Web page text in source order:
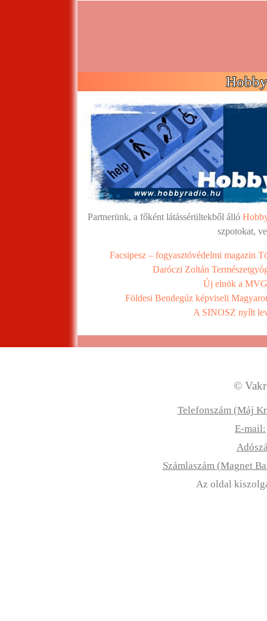
Partnerünk, a főként látássérültekből álló
szpotokat,
Facsipesz – fogyasztóvédelmi magazin
Daróczi Zoltán
Új elnök a
Földesi Bendegúz képviseli
A SINOSZ nyílt
©
Telefonszám (Máj
E-mail:
Számlaszám (Magnet
Az oldal